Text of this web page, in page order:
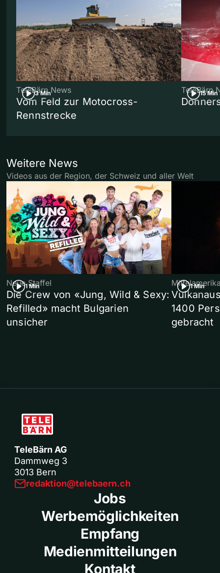
3 Min
TeleBärn News
Vom Feld zur Motocross-
Rennstrecke
15 Min
TeleBärn
Weitere News
Videos aus der Region, der Schweiz und aller Welt
1 Min
Neue Staffel
Die Crew von «Jung, Wild & Sexy:
Refilled» macht Bulgarien
unsicher
1 Min
1400
gebracht
TeleBärn AG
Dammweg 3
3013 Bern
redaktion@telebaern.ch
Jobs
Werbemöglichkeiten
Empfang
Medienmitteilungen
Kontakt